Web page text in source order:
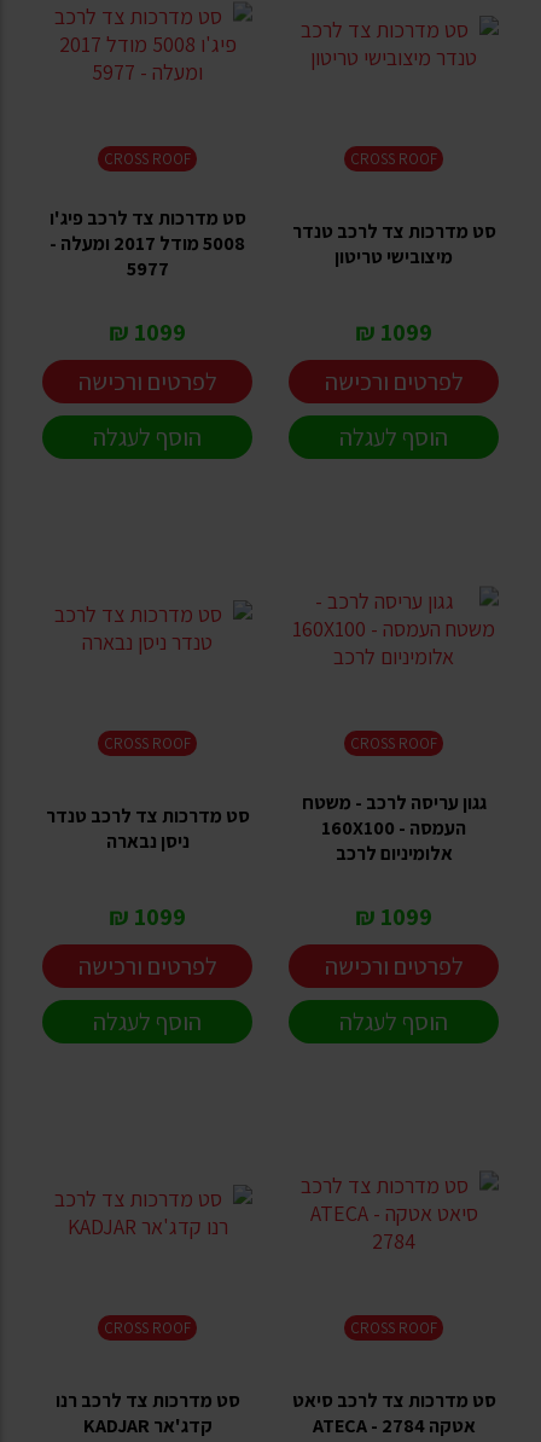
CROSS ROOF
סט מדרכות צד לרכב טנדר
מיצובישי טריטון
1099 ₪
לפרטים ורכישה
הוסף לעגלה
CROSS ROOF
סט מדרכות צד לרכב פיג'ו
5008 מודל 2017 ומעלה -
5977
1099 ₪
לפרטים ורכישה
הוסף לעגלה
CROSS ROOF
גגון עריסה לרכב - משטח
העמסה - 160X100
אלומיניום לרכב
1099 ₪
לפרטים ורכישה
הוסף לעגלה
CROSS ROOF
סט מדרכות צד לרכב טנדר
ניסן נבארה
1099 ₪
לפרטים ורכישה
הוסף לעגלה
CROSS ROOF
סט מדרכות צד לרכב סיאט
אטקה ATECA - 2784
CROSS ROOF
סט מדרכות צד לרכב רנו
קדג'אר KADJAR